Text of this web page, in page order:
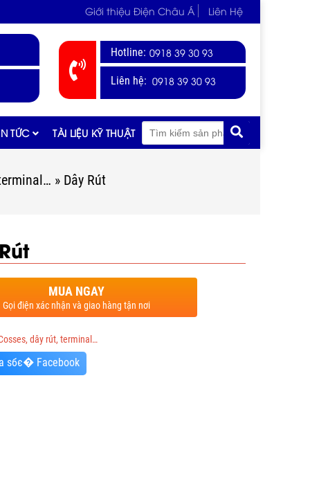
Giới thiệu Điện Châu Á Liên Hệ
Hotline: 0918 39 30 93
Liên hệ: 0918 39 30 93
TỨC TÀI LIỆU KỸ THUẬT
» Dây Rút
MUA NGAY
Gọi điện xác nhận và giao hàng tận nơi
dây rút, terminal…
sбє� Facebook